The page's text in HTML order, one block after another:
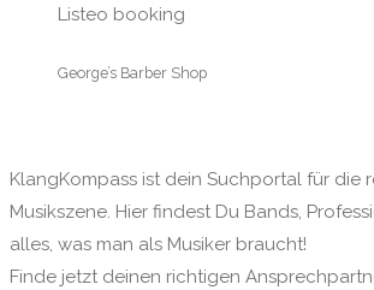
Listeo booking
George’s Barber Shop
KlangKompass ist dein Suchportal für die
Musikszene. Hier findest Du Bands,
alles, was man als Musiker braucht!
Finde jetzt deinen richtigen